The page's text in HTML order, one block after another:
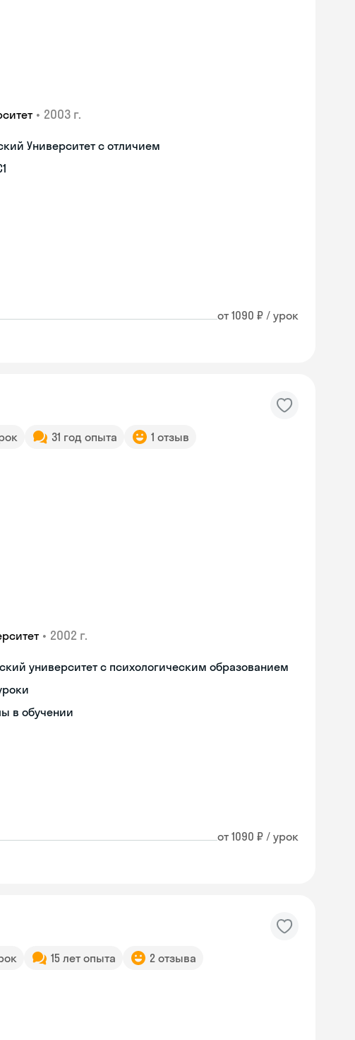
• 2003 г.
Университет с отличием
от 1090 ₽ / урок
31 год опыта 1 отзыв
• 2002 г.
университет с психологическим образованием
в обучении
от 1090 ₽ / урок
15 лет опыта 2 отзыва